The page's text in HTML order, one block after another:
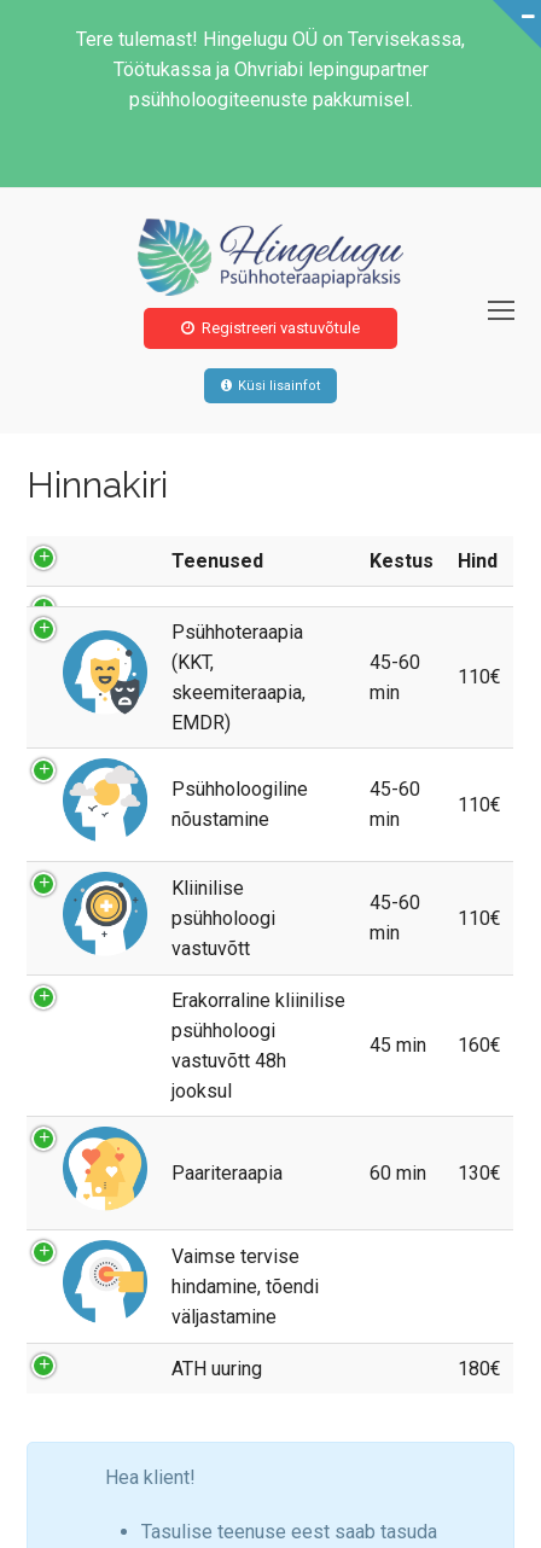
Tere tulemast! Hingelugu OÜ on Tervisekassa,
Töötukassa ja Ohvriabi lepingupartner
psühholoogiteenuste pakkumisel.
Registreeri vastuvõtule
Küsi lisainfot
Hinnakiri
Teenused Kestus Hind
Psühhoteraapia
(KKT,
skeemiteraapia,
EMDR)
45-60
min
110€
Psühholoogiline
nõustamine
45-60
min
110€
Kliinilise
psühholoogi
vastuvõtt
45-60
min
110€
Erakorraline kliinilise
psühholoogi
vastuvõtt 48h
jooksul
45 min 160€
Paariteraapia 60 min 130€
Vaimse tervise
hindamine, tõendi
väljastamine
ATH uuring 180€
Hea klient!
Tasulise teenuse eest saab tasuda